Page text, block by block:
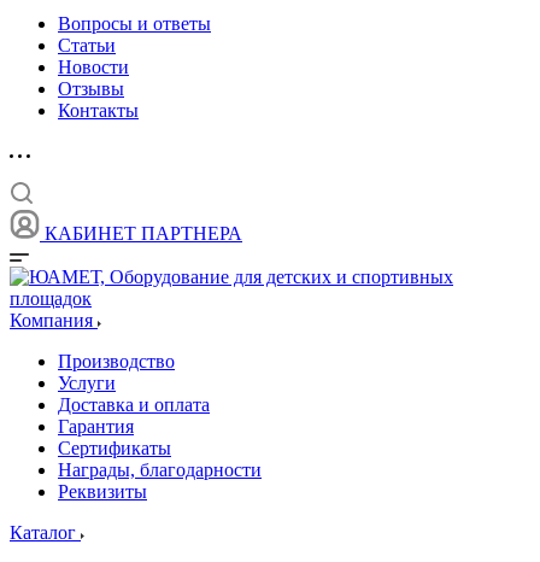
Вопросы и ответы
Статьи
Новости
Отзывы
Контакты
КАБИНЕТ ПАРТНЕРА
Компания
Производство
Услуги
Доставка и оплата
Гарантия
Сертификаты
Награды, благодарности
Реквизиты
Каталог